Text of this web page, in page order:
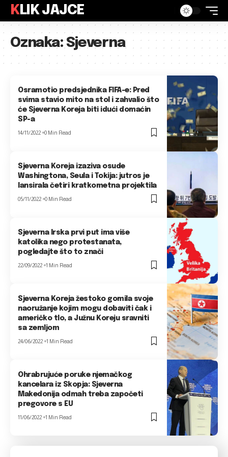
KLIK JAJCE
Oznaka:Sjeverna
Osramotio predsjednika FIFA-e: Pred
svima stavio mito na stol i zahvalio što
će Sjeverna Koreja biti idući domaćin
SP-a
14/11/2022 0 Min Read
Sjeverna Koreja izaziva osude
Washingtona, Seula i Tokija: jutros je
lansirala četiri kratkometna projektila
05/11/2022 0 Min Read
Sjeverna Irska prvi put ima više
katolika nego protestanata,
pogledajte što to znači
22/09/2022 1 Min Read
Sjeverna Koreja žestoko gomila svoje
naoružanje kojim mogu dobaviti čak i
američko tlo, a Južnu Koreju sravniti
sa zemljom
24/06/2022 1 Min Read
Ohrabrujuće poruke njemačkog
kancelara iz Skopja: Sjeverna
Makedonija odmah treba započeti
pregovore s EU
11/06/2022 1 Min Read